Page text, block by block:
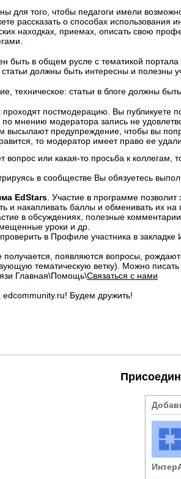
для того, чтобы педагоги имели
рассказать о способах использования
находках, приемах, описать свою
быть в общем русле с тематикой
должны быть интересны и полезны
техническое: статьи в блоге должны
проходят постмодерацию. Вы публикуете
мнению модератора запись не
высылают предупреждение, чтобы вы
то модератор имеет право ее
вопрос или какая-то просьба к коллегам,
в сообществе Вы обязуетесь
EdStars Участие в программе
и накапливать баллы и обменивать их
в обсуждениях, полезные
уроки и др.
в Профиле участника в закладке
получается, появляются вопросы,
тематическую ветку). Можно
Главная\Помощь\Связаться с нами
Будем дружить!